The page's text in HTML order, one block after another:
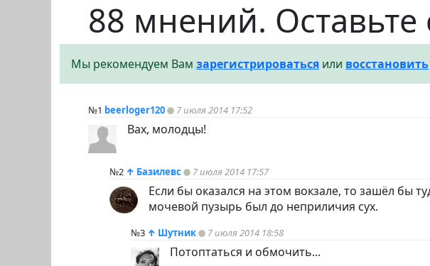
88 мнений. Оставьте
Мы рекомендуем Вам зарегистрироваться или восстановить
№1 beerloger120 7 июля 2014 17:52
Вах, молодцы!
№2 ↑ Базилевс 7 июля 2014 17:57
Если бы оказался на этом вокзале, то зашёл бы
мочевой пузырь был до неприличия сух.
№3 ↑ Шутник 7 июля 2014 18:58
Потоптаться и обмочить...